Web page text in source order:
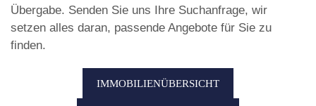
Übergabe. Senden Sie uns Ihre Suchanfrage, wir
setzen alles daran, passende Angebote für Sie zu
finden.
IMMOBILIENÜBERSICHT